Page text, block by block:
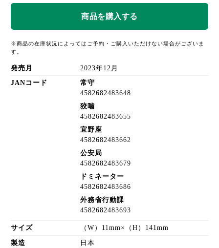
※商品の在庫状況によってはご予約・ご購入いただけない場合がございま
す。
発売月 2023年12月
JANコード
常守
4582682483648
狡噛
4582682483655
宜野座
4582682483662
公安局
4582682483679
ドミネーター
4582682483686
外務省行動課
4582682483693
サイズ （W）11mm×（H）141mm
製造 日本